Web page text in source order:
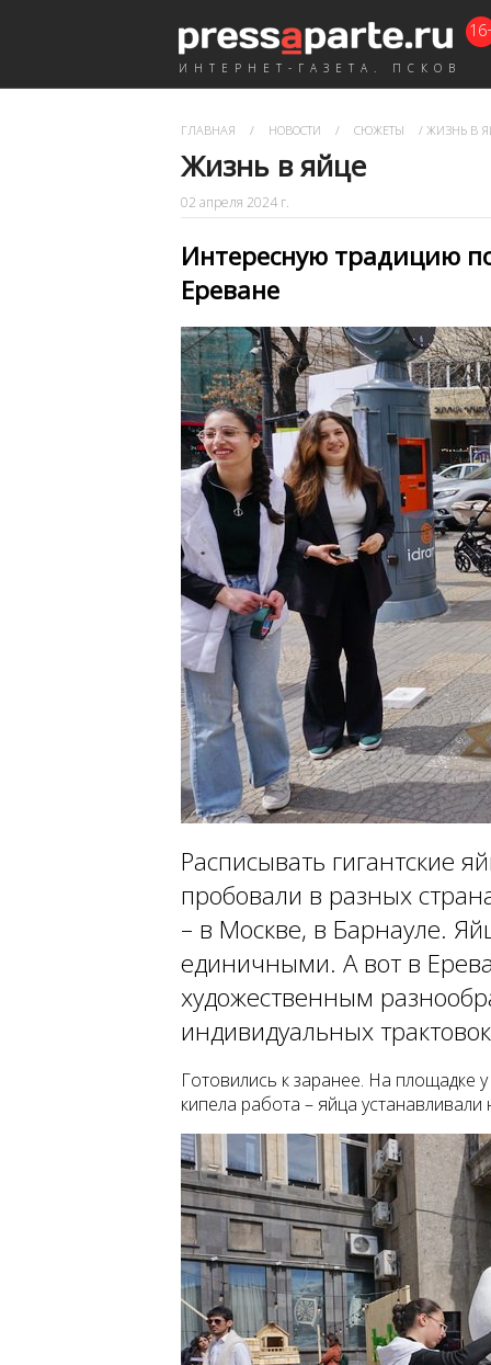
ИНТЕРНЕТ-ГАЗЕТА. ПСКОВ
ГЛАВНАЯ / НОВОСТИ / СЮЖЕТЫ / ЖИЗНЬ В
Жизнь в яйце
02 апреля 2024 г.
Интересную традицию
Ереване
Расписывать гигантские
пробовали в разных
– в Москве, в Барнауле.
единичными. А вот в
художественным
индивидуальных
Готовились к заранее. На площадке
кипела работа – яйца